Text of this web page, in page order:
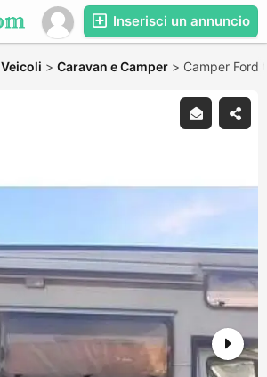
Inserisci un annuncio
Veicoli > Caravan e Camper > Camper Ford